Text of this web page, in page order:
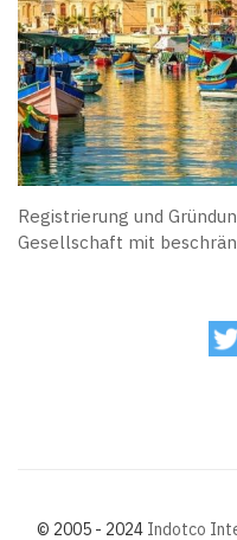
Registrierung und
Gesellschaft mit
© 2005 - 2024 Indotco